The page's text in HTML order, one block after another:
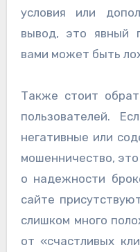
условия или
вывод, это явный
вами может быть
Также стоит
пользователей.
негативные или
мошенничество,
о надежности
сайте
слишком много
от «счастливых